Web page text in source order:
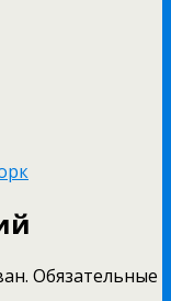
Обязательные